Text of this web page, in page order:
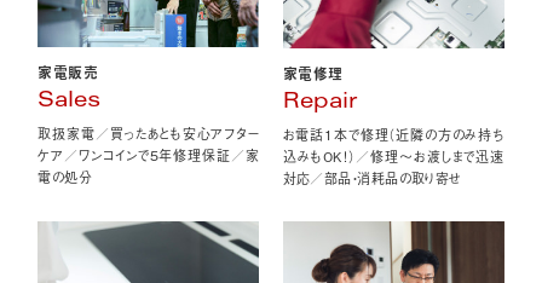
家電販売
Sales
取扱家電／買ったあとも安心アフター
ケア／ワンコインで5年修理保証／家
電の処分
家電修理
Repair
お電話1本で修理（近隣の方のみ持ち
込みもOK！）／修理〜お渡しまで迅速
対応／部品・消耗品の取り寄せ